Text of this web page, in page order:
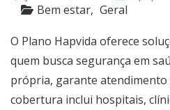
Bem estar Geral
O Plano Hapvida oferece
quem busca segurança em
própria, garante atendimento
cobertura inclui hospitais,